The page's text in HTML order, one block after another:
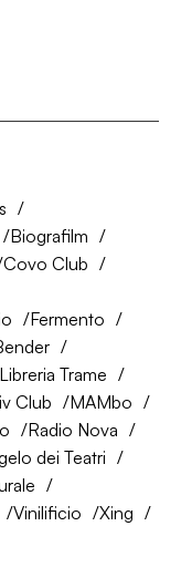
Biografilm
Covo Club
Fermento
Libreria Trame
Club
MAMbo
Radio Nova
dei Teatri
Vinilificio
Xing